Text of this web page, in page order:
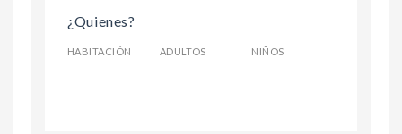
¿Quienes?
HABITACIÓN ADULTOS NIÑOS